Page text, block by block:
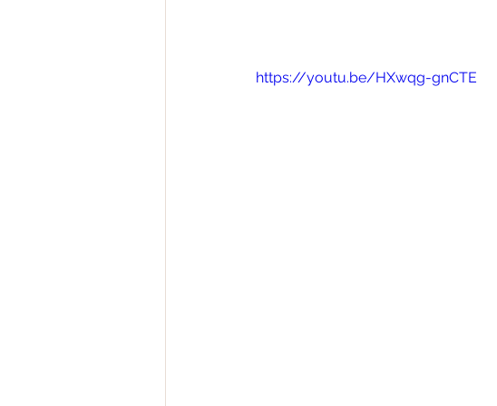
https://youtu.be/HXwqg-gnCTE